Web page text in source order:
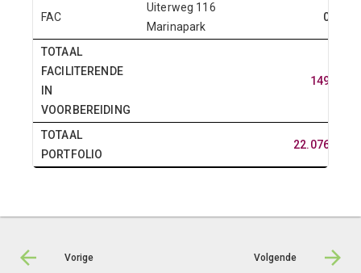
FAC
Uiterweg 116
Marinapark
0
TOTAAL
FACILITERENDE
IN
VOORBEREIDING
149
TOTAAL
PORTFOLIO
22.076
Vorige Volgende